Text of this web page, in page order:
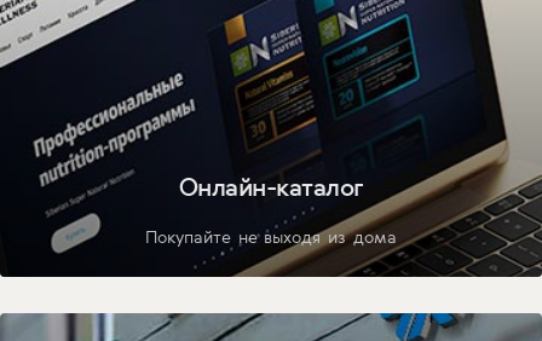
Онлайн-каталог
Покупайте не выходя из дома